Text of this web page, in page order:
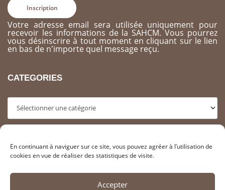
En continuant à naviguer sur ce site, vous pouvez agréer à l’utilisation de
cookies en vue de réaliser des statistiques de visite.
Accepter
Votre adresse email sera utilisée uniquement pour
recevoir les informations de la SAHCM. Vous pourrez
vous désinscrire à tout moment en cliquant sur le lien
en bas de n'importe quel message reçu.
CATEGORIES